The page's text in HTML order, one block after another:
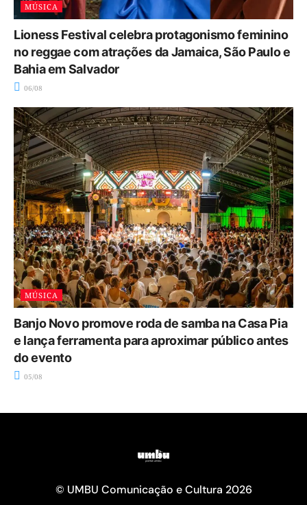
MÚSICA
Lioness Festival celebra protagonismo feminino
no reggae com atrações da Jamaica, São Paulo e
Bahia em Salvador
06/08
MÚSICA
Banjo Novo promove roda de samba na Casa Pia
e lança ferramenta para aproximar público antes
do evento
05/08
© UMBU Comunicação e Cultura 2026